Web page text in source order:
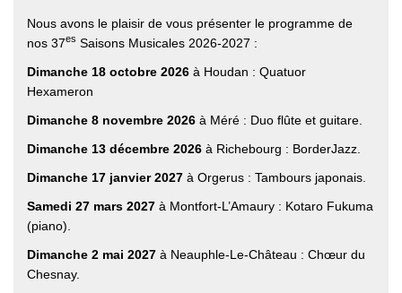
Nous avons le plaisir de vous présenter le programme de
nos 37es Saisons Musicales 2026-2027 :
Dimanche 18 octobre 2026 à Houdan : Quatuor
Hexameron
Dimanche 8 novembre 2026 à Méré : Duo flûte et guitare.
Dimanche 13 décembre 2026 à Richebourg : BorderJazz.
Dimanche 17 janvier 2027 à Orgerus : Tambours japonais.
Samedi 27 mars 2027 à Montfort-L’Amaury : Kotaro Fukuma
(piano).
Dimanche 2 mai 2027 à Neauphle-Le-Château : Chœur du
Chesnay.